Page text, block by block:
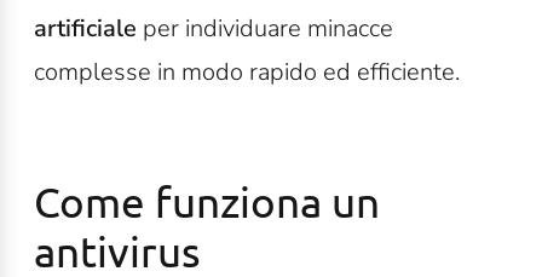
artificiale per individuare minacce
complesse in modo rapido ed efficiente.
Come funziona un
antivirus